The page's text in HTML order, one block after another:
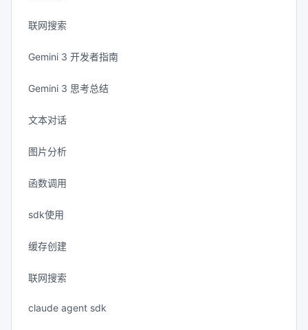
联网搜索
Gemini 3 开发者指南
Gemini 3 思考总结
文本对话
图片分析
函数调用
sdk使用
缓存创建
联网搜索
claude agent sdk